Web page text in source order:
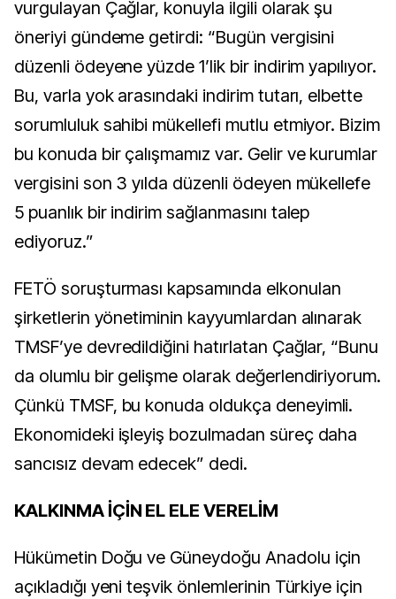
vurgulayan Çağlar, konuyla ilgili olarak şu
öneriyi gündeme getirdi: “Bugün vergisini
düzenli ödeyene yüzde 1’lik bir indirim yapılıyor.
Bu, varla yok arasındaki indirim tutarı, elbette
sorumluluk sahibi mükellefi mutlu etmiyor. Bizim
bu konuda bir çalışmamız var. Gelir ve kurumlar
vergisini son 3 yılda düzenli ödeyen mükellefe
5 puanlık bir indirim sağlanmasını talep
ediyoruz.”
FETÖ soruşturması kapsamında elkonulan
şirketlerin yönetiminin kayyumlardan alınarak
TMSF’ye devredildiğini hatırlatan Çağlar, “Bunu
da olumlu bir gelişme olarak değerlendiriyorum.
Çünkü TMSF, bu konuda oldukça deneyimli.
Ekonomideki işleyiş bozulmadan süreç daha
sancısız devam edecek” dedi.
KALKINMA İÇİN EL ELE VERELİM
Hükümetin Doğu ve Güneydoğu Anadolu için
açıkladığı yeni teşvik önlemlerinin Türkiye için